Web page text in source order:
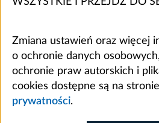
Zmiana ustawień oraz więcej
o ochronie danych osobowych,
ochronie praw autorskich i
cookies dostępne są na stronie
prywatności.